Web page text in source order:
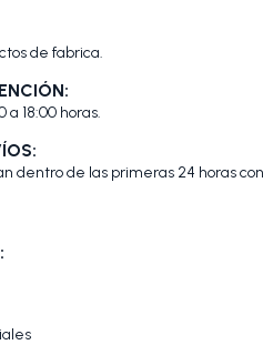
de fabrica.
a 18:00 horas.
dentro de las primeras 24 horas